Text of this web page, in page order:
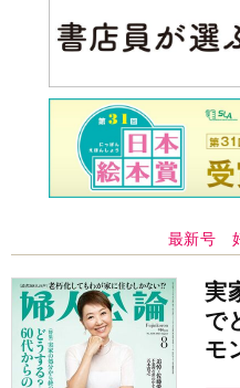
モ
婚約者がBL愛好家でした
結婚1か月で離婚を決め
か